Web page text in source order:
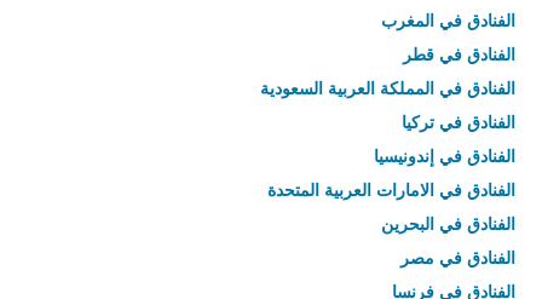
الفنادق في المغرب
الفنادق في قطر
الفنادق في المملكة العربية السعودية
الفنادق في تركيا
الفنادق في إندونيسيا
الفنادق في الامارات العربية المتحدة
الفنادق في البحرين
الفنادق في مصر
الفنادق في فرنسا